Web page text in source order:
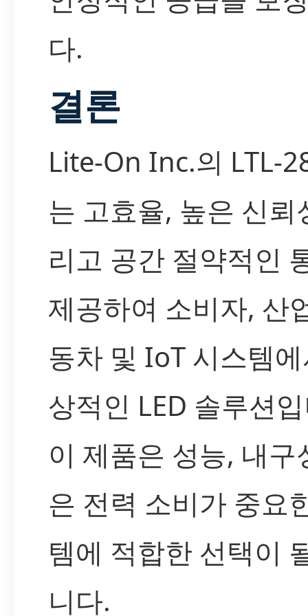
다.
결론
Lite-On Inc.의 LTL-
는 고효율, 높은 신뢰
리고 공간 절약적인
제공하여 소비자, 산
동차 및 IoT 시스템
상적인 LED 솔루션
이 제품은 성능, 내구
은 전력 소비가 중요
템에 적합한 선택이
니다.